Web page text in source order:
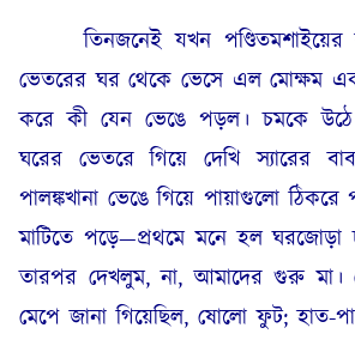
তিনজনেই যখন পণ্ডিতমশাইয়ের
ভেতরের ঘর থেকে ভেসে এল মোক্ষম
করে কী যেন ভেঙে পড়ল। চমকে
ঘরের ভেতরে গিয়ে দেখি স্যারের
পালঙ্কখানা ভেঙে গিয়ে পায়াগুলো ঠিকরে
মাটিতে পড়ে—প্রথমে মনে হল
তারপর দেখলুম, না, আমাদের গুরু মা।
মেপে জানা গিয়েছিল, ষোলো ফুট; হাত-